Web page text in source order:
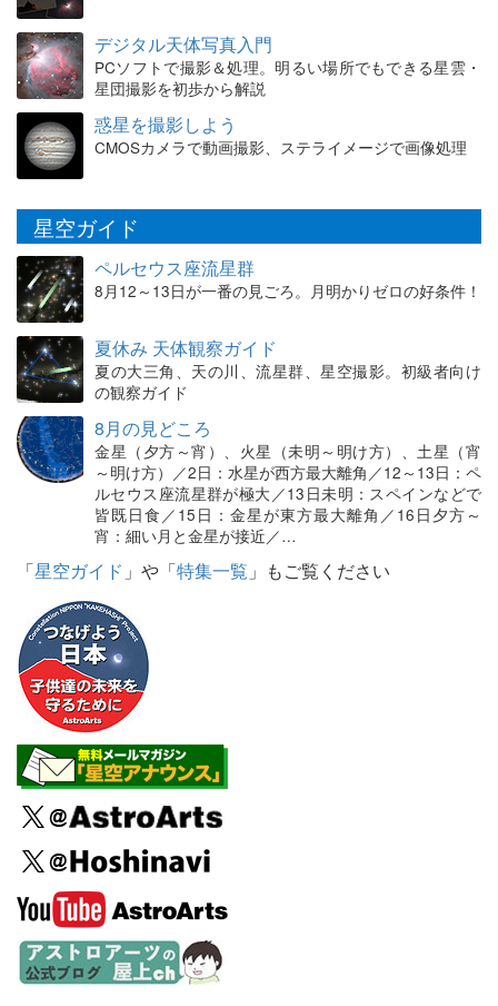
デジタル天体写真入門
PCソフトで撮影＆処理。明るい場所でもできる星雲・
星団撮影を初歩から解説
惑星を撮影しよう
CMOSカメラで動画撮影、ステライメージで画像処理
星空ガイド
ペルセウス座流星群
8月12～13日が一番の見ごろ。月明かりゼロの好条件！
夏休み 天体観察ガイド
夏の大三角、天の川、流星群、星空撮影。初級者向け
の観察ガイド
8月の見どころ
金星（夕方～宵）、火星（未明～明け方）、土星（宵
～明け方）／2日：水星が西方最大離角／12～13日：ペ
ルセウス座流星群が極大／13日未明：スペインなどで
皆既日食／15日：金星が東方最大離角／16日夕方～
宵：細い月と金星が接近／…
「星空ガイド 」や「特集一覧 」もご覧ください